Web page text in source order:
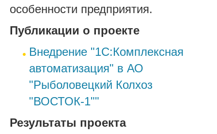
особенности предприятия.
Публикации о проекте
Внедрение "1С:Комплексная
автоматизация" в АО
"Рыболовецкий Колхоз
"ВОСТОК-1""
Результаты проекта